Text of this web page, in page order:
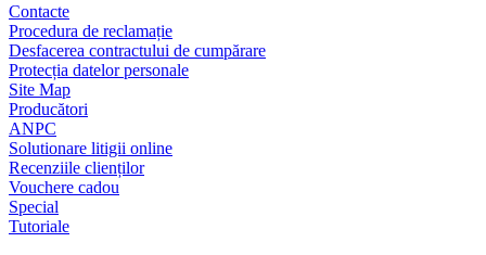
Contacte
Procedura de reclamație
Desfacerea contractului de cumpărare
Protecția datelor personale
Site Map
Producători
ANPC
Solutionare litigii online
Recenziile clienților
Vouchere cadou
Special
Tutoriale